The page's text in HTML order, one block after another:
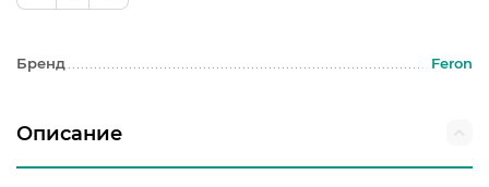
Бренд Feron
Описание